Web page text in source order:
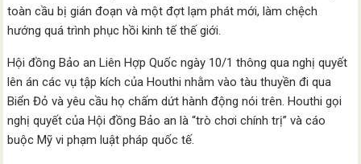
toàn cầu bị gián đoạn và một đợt lạm phát mới, làm chệch
hướng quá trình phục hồi kinh tế thế giới.
Hội đồng Bảo an Liên Hợp Quốc ngày 10/1 thông qua nghị quyết
lên án các vụ tập kích của Houthi nhằm vào tàu thuyền đi qua
Biển Đỏ và yêu cầu họ chấm dứt hành động nói trên. Houthi gọi
nghị quyết của Hội đồng Bảo an là “trò chơi chính trị” và cáo
buộc Mỹ vi phạm luật pháp quốc tế.